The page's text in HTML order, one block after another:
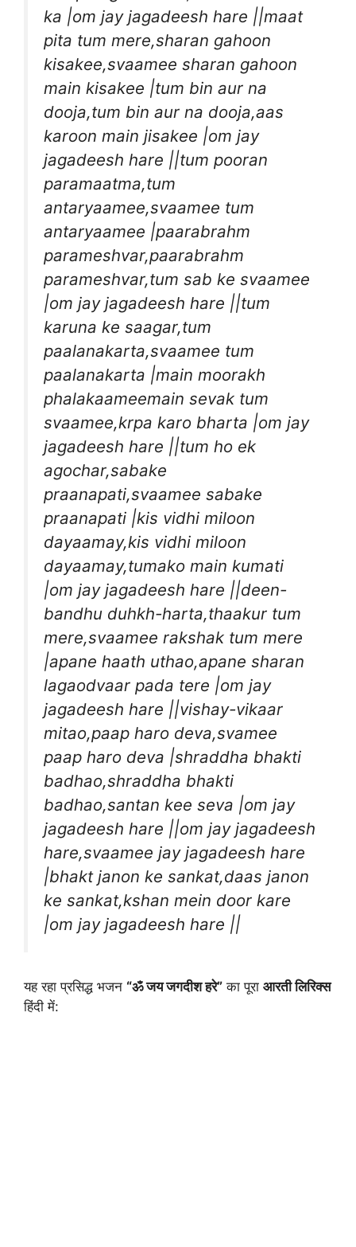
ka |om jay jagadeesh hare ||maat
pita tum mere,sharan gahoon
kisakee,svaamee sharan gahoon
main kisakee |tum bin aur na
dooja,tum bin aur na dooja,aas
karoon main jisakee |om jay
jagadeesh hare ||tum pooran
paramaatma,tum
antaryaamee,svaamee tum
antaryaamee |paarabrahm
parameshvar,paarabrahm
parameshvar,tum sab ke svaamee
|om jay jagadeesh hare ||tum
karuna ke saagar,tum
paalanakarta,svaamee tum
paalanakarta |main moorakh
phalakaameemain sevak tum
svaamee,krpa karo bharta |om jay
jagadeesh hare ||tum ho ek
agochar,sabake
praanapati,svaamee sabake
praanapati |kis vidhi miloon
dayaamay,kis vidhi miloon
dayaamay,tumako main kumati
|om jay jagadeesh hare ||deen-
bandhu duhkh-harta,thaakur tum
mere,svaamee rakshak tum mere
|apane haath uthao,apane sharan
lagaodvaar pada tere |om jay
jagadeesh hare ||vishay-vikaar
mitao,paap haro deva,svamee
paap haro deva |shraddha bhakti
badhao,shraddha bhakti
badhao,santan kee seva |om jay
jagadeesh hare ||om jay jagadeesh
hare,svaamee jay jagadeesh hare
|bhakt janon ke sankat,daas janon
ke sankat,kshan mein door kare
|om jay jagadeesh hare ||
यह रहा प्रसिद्ध भजन “ॐ जय जगदीश हरे” का पूरा आरती लिरिक्स
हिंदी में: